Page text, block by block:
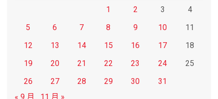
1 2 3
4
5
6 7 8 9 10
11
12
13 14 15 16 17
18
19
20 21 22 23 24
25
26
27 28 29 30
31
« 9 月
11 月 »